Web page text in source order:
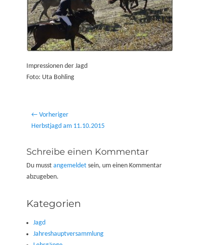
Impressionen der Jagd
Foto: Uta Bohling
Beitragsnavigation
← Vorheriger
Vorheriger
Herbstjagd am 11.10.2015
Schreibe einen Kommentar
Du musst angemeldet sein, um einen Kommentar
abzugeben.
Kategorien
Jagd
Jahreshauptversammlung